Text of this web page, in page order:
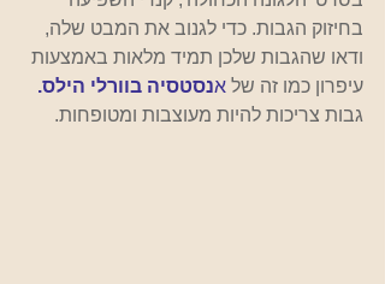
בחיזוק הגבות. כדי לגנוב את המבט שלה,
ודאו שהגבות שלכן תמיד מלאות באמצעות
עיפרון כמו זה של אנסטסיה בוורלי הילס.
גבות צריכות להיות מעוצבות ומטופחות.